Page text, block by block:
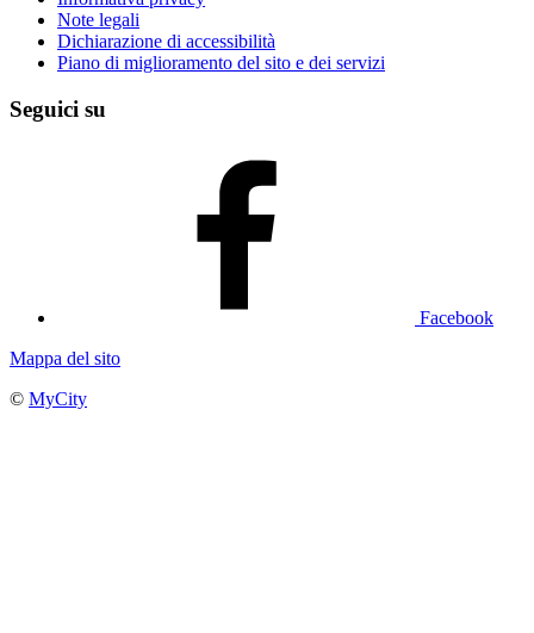
Note legali
Dichiarazione di accessibilità
Piano di miglioramento del sito e dei servizi
Seguici su
Facebook
Mappa del sito
© MyCity